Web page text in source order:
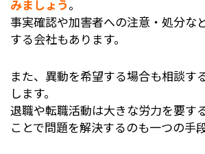
みましょう。
事実確認や加害者への注意・処分な
する会社もあります。
また、異動を希望する場合も相談す
します。
退職や転職活動は大きな労力を要す
ことで問題を解決するのも一つの手段